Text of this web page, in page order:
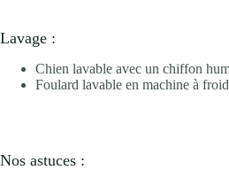
Lavage :
Chien lavable avec un chiffon
Foulard lavable en machine à froid
Nos astuces :